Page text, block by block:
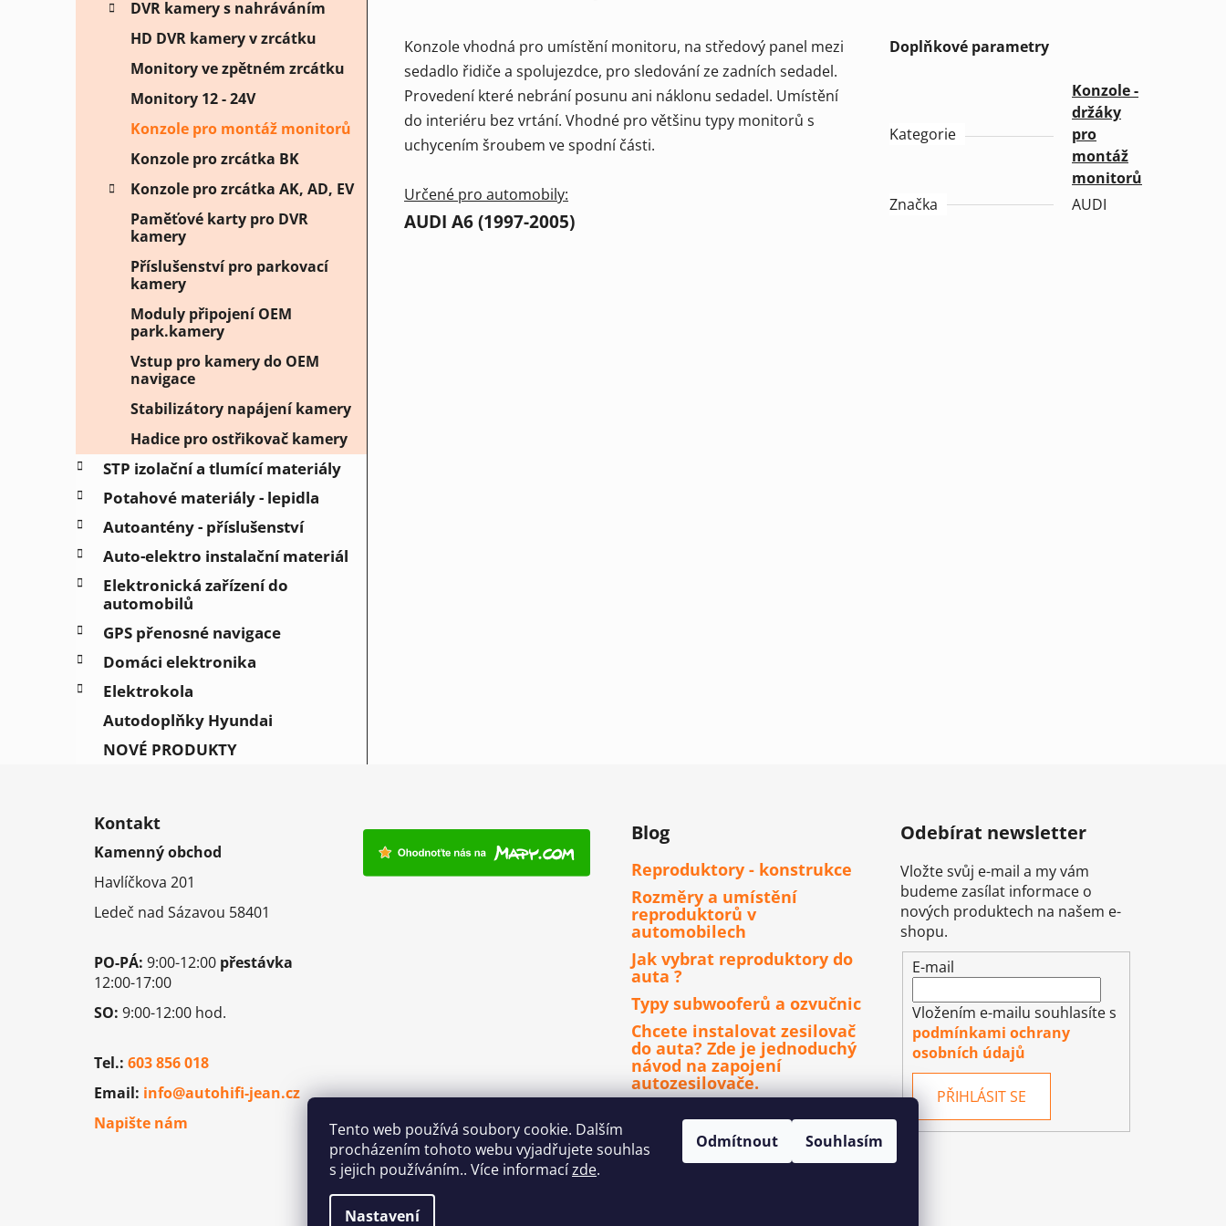
Tento web používá soubory cookie. Dalším
procházením tohoto webu vyjadřujete souhlas
s jejich používáním.. Více informacízde.
Nastavení
Odmítnout Souhlasím
DVR kamery s nahráváním
HD DVR kamery v zrcátku
Monitory ve zpětném zrcátku
Monitory 12 - 24V
Konzole pro montáž monitorů
Konzole pro zrcátka BK
Konzole pro zrcátka AK, AD, EV
Paměťové karty pro DVR
kamery
Příslušenství pro parkovací
kamery
Moduly připojení OEM
park.kamery
Vstup pro kamery do OEM
navigace
Stabilizátory napájení kamery
Hadice pro ostřikovač kamery
STP izolační a tlumící materiály
Potahové materiály - lepidla
Autoantény - příslušenství
Auto-elektro instalační materiál
Elektronická zařízení do
automobilů
GPS přenosné navigace
Domáci elektronika
Elektrokola
Autodoplňky Hyundai
NOVÉ PRODUKTY
Konzole vhodná pro umístění monitoru, na středový panel mezi
sedadlo řidiče a spolujezdce, pro sledování ze zadních sedadel.
Provedení které nebrání posunu ani náklonu sedadel. Umístění
do interiéru bez vrtání. Vhodné pro většinu typy monitorů s
uchycením šroubem ve spodní části.
Určené pro automobily:
AUDI A6 (1997-2005)
Doplňkové parametry
Kategorie
Konzole -
držáky
pro
montáž
monitorů
Značka
AUDI
Kontakt
Kamenný obchod
Havlíčkova 201
Ledeč nad Sázavou 58401
PO-PÁ: 9:00-12:00 přestávka
12:00-17:00
SO: 9:00-12:00 hod.
Tel.: 603 856 018
Email: info@autohifi-jean.cz
Napište nám
Blog
Reproduktory - konstrukce
Rozměry a umístění
reproduktorů v
automobilech
Jak vybrat reproduktory do
auta ?
Typy subwooferů a ozvučnic
Chcete instalovat zesilovač
do auta? Zde je jednoduchý
návod na zapojení
autozesilovače.
autorádia ?
Odebírat newsletter
Vložte svůj e-mail a my vám
budeme zasílat informace o
nových produktech na našem e-
shopu.
E-mail
Vložením e-mailu souhlasíte s
podmínkami ochrany
osobních údajů
PŘIHLÁSIT SE